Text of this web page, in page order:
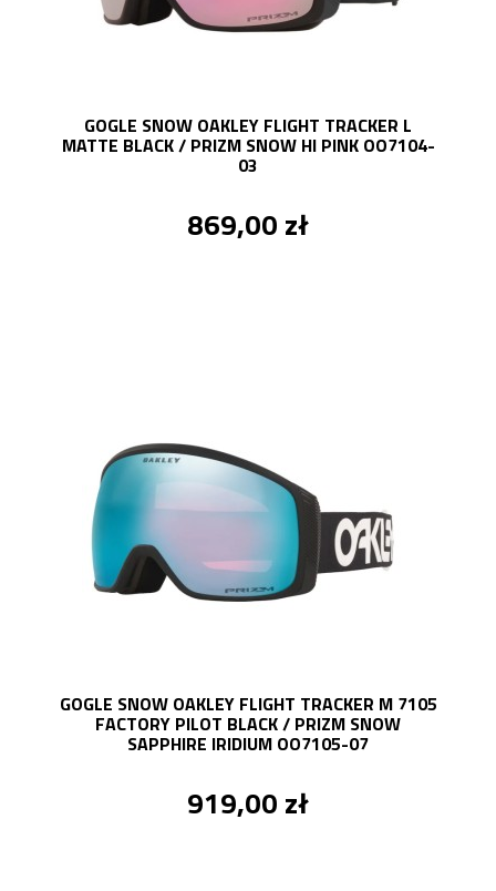
GOGLE SNOW OAKLEY FLIGHT TRACKER L
MATTE BLACK / PRIZM SNOW HI PINK OO7104-
03
869,00 zł
GOGLE SNOW OAKLEY FLIGHT TRACKER M 7105
FACTORY PILOT BLACK / PRIZM SNOW
SAPPHIRE IRIDIUM OO7105-07
919,00 zł